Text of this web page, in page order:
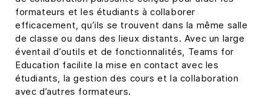
formateurs et les étudiants à collaborer
efficacement, qu’ils se trouvent dans la même salle
de classe ou dans des lieux distants. Avec un large
éventail d’outils et de fonctionnalités, Teams for
Education facilite la mise en contact avec les
étudiants, la gestion des cours et la collaboration
avec d’autres formateurs.